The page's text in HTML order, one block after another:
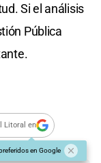
Si el análisis
Pública
Litoral en
en Google